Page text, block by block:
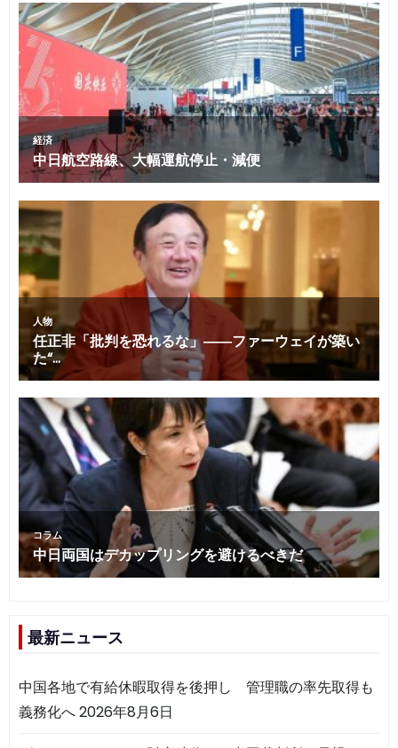
最新ニュース
中国各地で有給休暇取得を後押し 管理職の率先取得も
義務化へ2026年8月6日